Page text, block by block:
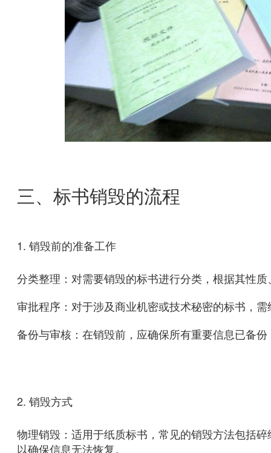
三、标书销毁的流程
1. 销毁前的准备工作
分类整理：对需要销毁的标书进行分类，根据其性
审批程序：对于涉及商业机密或技术秘密的标书，
备份与审核：在销毁前，应确保所有重要信息已备
2. 销毁方式
物理销毁：适用于纸质标书，常见的销毁方法包括
以确保信息无法恢复。